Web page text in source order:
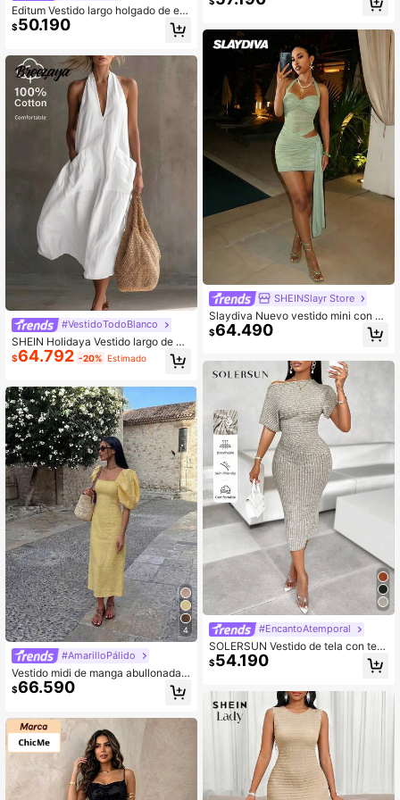
Editum Vestido largo holgado de en
caje con cuello redondo y manga la
rga para mujer
$50.190
#VestidoTodoBlanco
SHEIN Holidaya Vestido largo de m
ujer con cuello halter, sin mangas, e
scote en V y bolsillos, de color liso
$64.792 -20% Estimado
4
#AmarilloPálido
Vestido midi de manga abullonada,
cuello cuadrado, cintura ajustada, v
estido casual de verano amarillo
$66.590
os, elegante para fiesta de verano
SHEINSlayr Store
Slaydiva Nuevo vestido mini con bu
sto fruncido para verano, adecuado
para fiesta de cumpleaños, vacacio
$64.490
#EncantoAtemporal
SOLERSUN Vestido de tela con text
ura, hombro asimétrico, modelo sóli
do
$54.190